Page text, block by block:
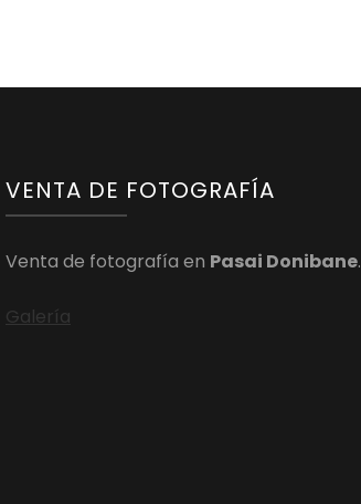
VENTA DE FOTOGRAFÍA
Venta de fotografía en Pasai Donibane.
Galería